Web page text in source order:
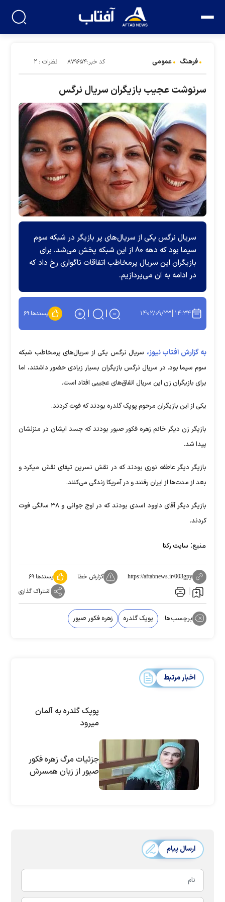
فرهنگ عمومی کد خبر:۸۷۹۶۵۴ نظرات : ۲
سرنوشت عجیب بازیگران سریال نرگس
سریال نرگس یکی از سریال‌های پر بازیگر در شبکه سوم
سیما بود که دهه ۸۰ از این شبکه پخش می‌شد. برای
بازیگران این سریال پرمخاطب اتفاقات ناگواری رخ داد که
در ادامه به آن می‌پردازیم.
۱۴:۳۴ ۱۴۰۲/۰۹/۲۳ پسندها:۶۹
به گزارش آفتاب نیوز، سریال نرگس یکی از سریال‌های پرمخاطب شبکه
سوم سیما بود. در سریال نرگس بازیگران بسیار زیادی حضور داشتند، اما
برای بازیگران زن این سریال اتفاق‌های عجیبی افتاد است.
یکی از این بازیگران مرحوم پوپک گلدره بودند که فوت کردند.
بازیگر زن دیگر خانم زهره فکور صبور بودند که جسد ایشان در منزلشان
پیدا شد.
بازیگر دیگر عاطفه نوری بودند که در نقش نسرین تیفای نقش میکرد و
بعد از مدت‌ها از ایران رفتند و در آمریکا زندگی می‌کنند.
بازیگر دیگر آقای داوود اسدی بودند که در اوج جوانی و ۳۸ سالگی فوت
کردند.
منبع: سایت رکنا
https://aftabnews.ir/003gpy گزارش خطا پسندها:۶۹
اشتراک گذاری
برچسب‌ها: پوپک گلدره زهره فکور صبور
اخبار مرتبط
پوپک گلدره به آلمان
میرود
جزئیات مرگ زهره فکور
صبور از زبان همسرش
ارسال پیام